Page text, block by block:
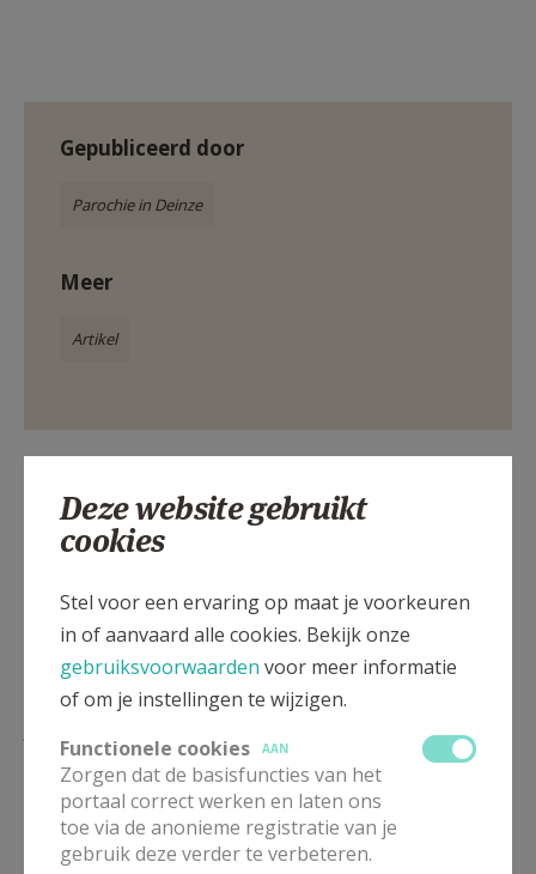
Gepubliceerd door
Parochie in Deinze
Meer
Artikel
Deel dit artikel
Lees meer
Deze website gebruikt
cookies
Stel voor een ervaring op maat je voorkeuren
in of aanvaard alle cookies. Bekijk onze
gebruiksvoorwaarden voor meer informatie
of om je instellingen te wijzigen.
Functionele cookies
AAN
Zorgen dat de basisfuncties van het
portaal correct werken en laten ons
toe via de anonieme registratie van je
gebruik deze verder te verbeteren.